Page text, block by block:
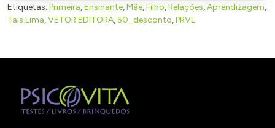
Etiquetas: Primeira,Ensinante,Mãe,Filho,Relações,Aprendizagem,
Tais Lima,VETOR EDITORA,50_desconto,PRVL